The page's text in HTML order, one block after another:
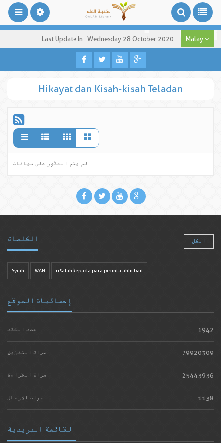
Last Update In : Wednesday 28 October 2020 Malay
Hikayat dan Kisah-kisah Teladan
لم يتم العثور علي بيانات
الكلمات الكل
Syiah WAN risalah kepada para pecinta ahlu bait
إحصائيات الموقع
عدد الكتب 1942
مرات التنزيل 79920309
مرات القراءة 25443936
مرات الارسال 1138
القائمة البريدية